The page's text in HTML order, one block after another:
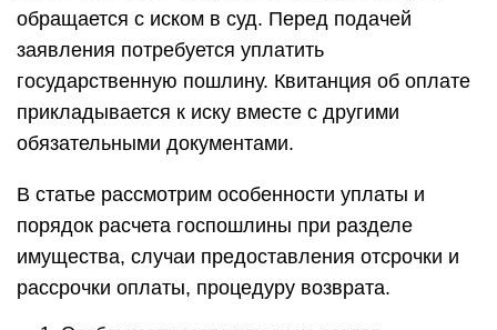
обращается с иском в суд. Перед подачей
заявления потребуется уплатить
государственную пошлину. Квитанция об оплате
прикладывается к иску вместе с другими
обязательными документами.
В статье рассмотрим особенности уплаты и
порядок расчета госпошлины при разделе
имущества, случаи предоставления отсрочки и
рассрочки оплаты, процедуру возврата.